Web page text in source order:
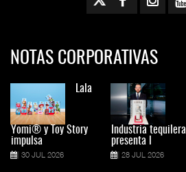
NOTAS CORPORATIVAS
Lala
Yomi® y Toy Story
impulsa
30 JUL 2026
Industria tequilera
presenta l
28 JUL 2026